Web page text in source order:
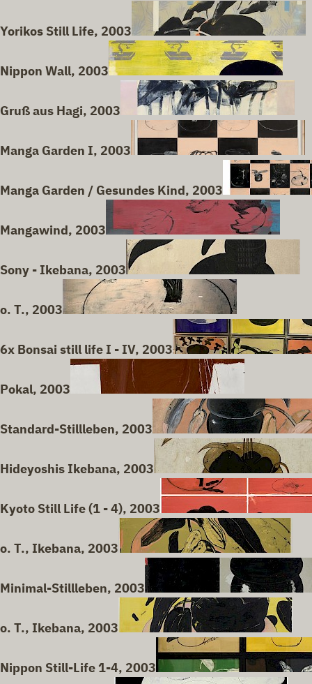
Yorikos Still Life, 2003
Nippon Wall, 2003
Gruß aus Hagi, 2003
Manga Garden I, 2003
Manga Garden / Gesundes Kind, 2003
Mangawind, 2003
Sony - Ikebana, 2003
o. T., 2003
6x Bonsai still life I - IV, 2003
Pokal, 2003
Standard-Stillleben, 2003
Hideyoshis Ikebana, 2003
Kyoto Still Life (1 - 4), 2003
o. T., Ikebana, 2003
Minimal-Stillleben, 2003
o. T., Ikebana, 2003
Nippon Still-Life 1-4, 2003